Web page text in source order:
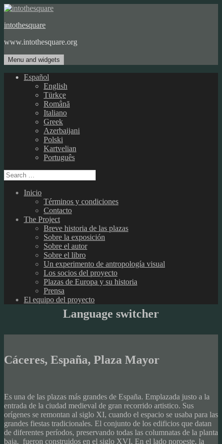
Skip
content
intothesquare
www.intothesquare.org
Menu and widgets
Español
English
Türkçe
Română
Italiano
Greek
Azerbaijani
Polski
Kartvelian
Português
Search
for:
Inicio
Términos y condiciones
Contacto
The Project
Breve historia de las plazas
Sobre la exposición
Sobre el autor
Sobre el libro
Un experimento de antropología visual
Los socios del proyecto
Plazas de Europa y su historia
Prensa
El equipo del proyecto
Language switcher
Cáceres, España, Plaza Mayor
Es una de las plazas más grandes de España. Emplazada justo a la
entrada de la ciudad medieval de gran recorrido artistico. Sus
orígenes se remontan al siglo XI, cuando el espacio se usaba para las
grandes fiestas tradicionales. El conjunto de los edificios que datan
de diferentes períodos, preservando todas las columnatas de la planta
baja, fueron construidos en el siglo XVI. En el lado noroeste, la